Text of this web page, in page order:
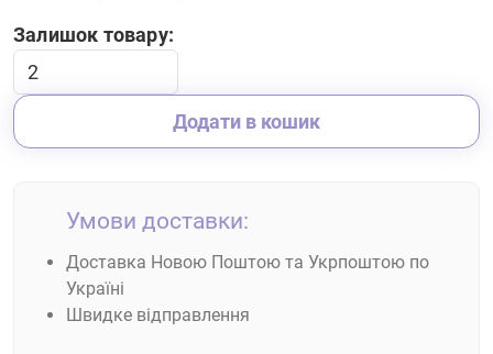
Залишок товару:
Додати в кошик
Умови доставки:
Доставка Новою Поштою та Укрпоштою по
Україні
Швидке відправлення